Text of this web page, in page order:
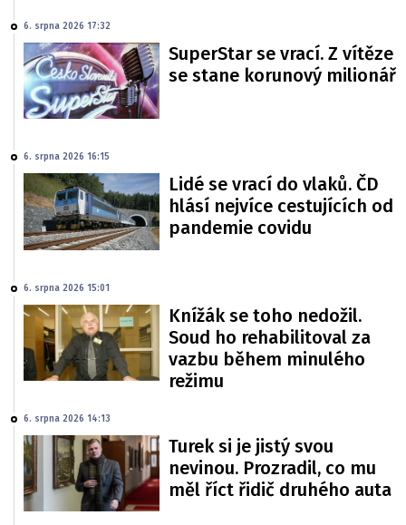
6. srpna 2026 17:32
SuperStar se vrací. Z vítěze
se stane korunový milionář
6. srpna 2026 16:15
Lidé se vrací do vlaků. ČD
hlásí nejvíce cestujících od
pandemie covidu
6. srpna 2026 15:01
Knížák se toho nedožil.
Soud ho rehabilitoval za
vazbu během minulého
režimu
6. srpna 2026 14:13
Turek si je jistý svou
nevinou. Prozradil, co mu
měl říct řidič druhého auta